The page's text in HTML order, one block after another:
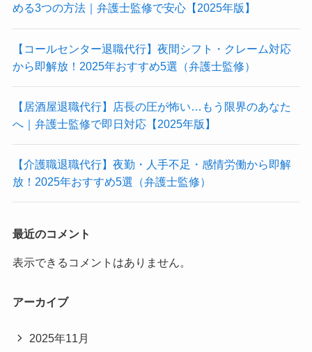
める3つの方法｜弁護士監修で安心【2025年版】
【コールセンター退職代行】夜間シフト・クレーム対応
から即解放！2025年おすすめ5選（弁護士監修）
【居酒屋退職代行】店長の圧が怖い…もう限界のあなた
へ｜弁護士監修で即日対応【2025年版】
【介護職退職代行】夜勤・人手不足・感情労働から即解
放！2025年おすすめ5選（弁護士監修）
最近のコメント
表示できるコメントはありません。
アーカイブ
2025年11月